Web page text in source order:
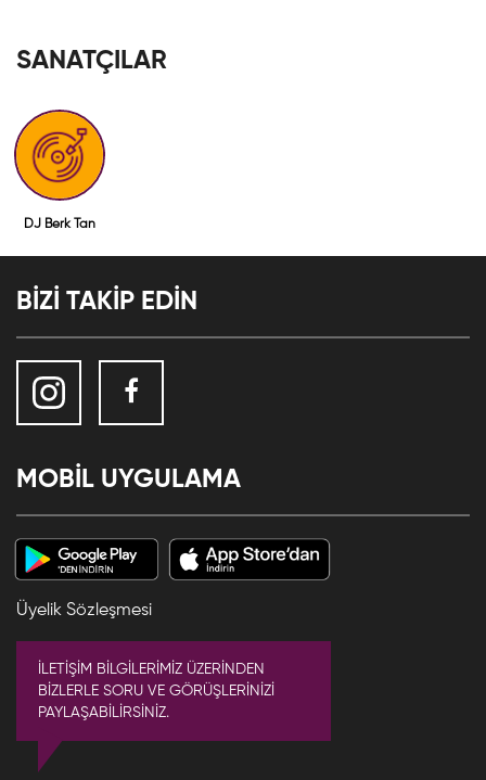
SANATÇILAR
DJ Berk Tan
BİZİ TAKİP EDİN
MOBİL UYGULAMA
Üyelik Sözleşmesi
İLETİŞİM BİLGİLERİMİZ ÜZERİNDEN
BİZLERLE SORU VE GÖRÜŞLERİNİZİ
PAYLAŞABİLİRSİNİZ.